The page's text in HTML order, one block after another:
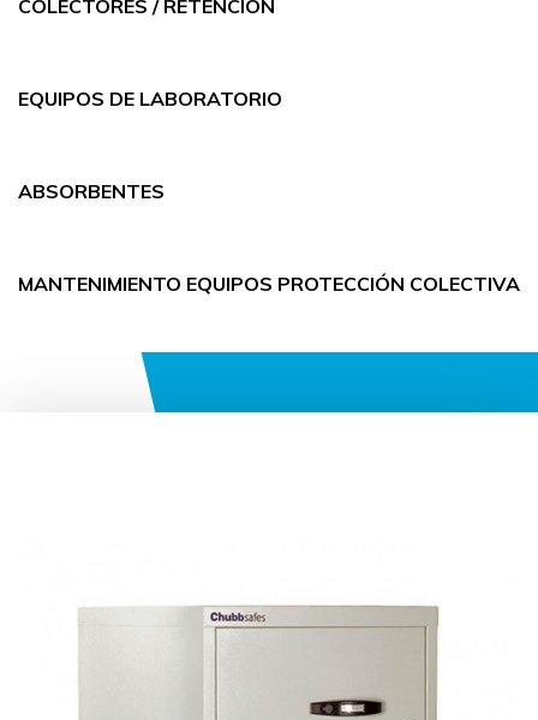
COLECTORES / RETENCIÓN
EQUIPOS DE LABORATORIO
ABSORBENTES
MANTENIMIENTO EQUIPOS PROTECCIÓN COLECTIVA